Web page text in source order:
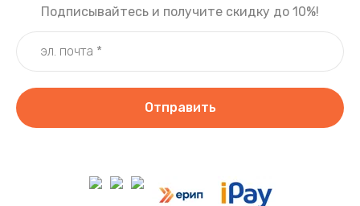
Подписывайтесь и получите скидку до 10%!
Отправить